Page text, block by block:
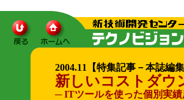
2004.11【特集記事－本誌編
新しいコストダウ
─ ITツールを使った個別実